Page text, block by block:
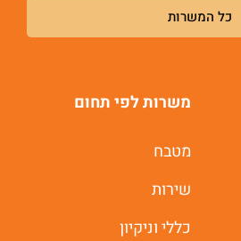
כל המשרות
משרות לפי תחום
מטבח
שירות
כללי וניקיון